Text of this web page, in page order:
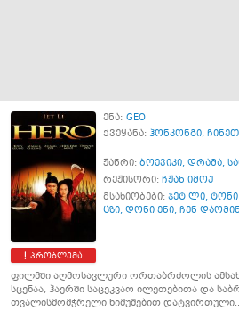
პრობლემა
ენა: GEO
ქვეყანა: ჰონკონგი,
ჟანრი: ბოევიკი, დრამა,
რეჟისორი: ჩჟან იმოუ
მსახიობები: ჯეტ ლი, ტონი
ცზი, დონი ენი, ჩენ
ფილმში აღმოსავლური ორთაბრძოლის
სცენაა, ჰაერში საცეკვაო ილეთებითა და
თვალისმომჭრელი ნიმუშებით